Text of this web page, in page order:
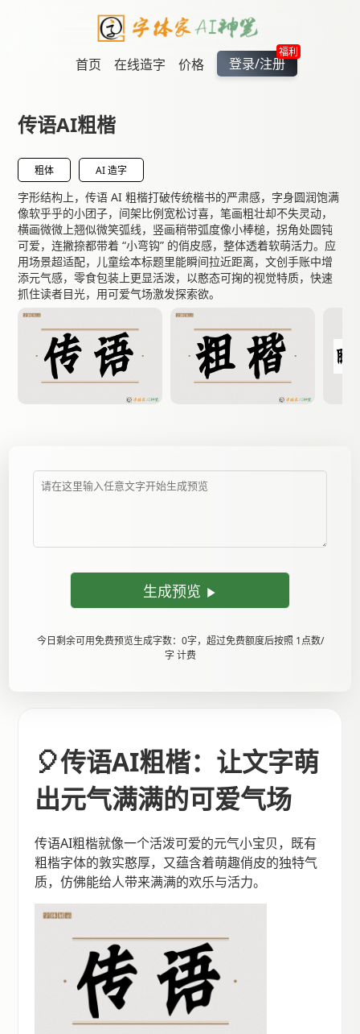
首页 在线造字 价格
福利
登录/注册
传语AI粗楷
粗体 AI 造字
字形结构上，传语 AI 粗楷打破传统楷书的严肃感，字身圆润饱满
像软乎乎的小团子，间架比例宽松讨喜，笔画粗壮却不失灵动，
横画微微上翘似微笑弧线，竖画稍带弧度像小棒槌，拐角处圆钝
可爱，连撇捺都带着 “小弯钩” 的俏皮感，整体透着软萌活力。应
用场景超适配，儿童绘本标题里能瞬间拉近距离，文创手账中增
添元气感，零食包装上更显活泼，以憨态可掬的视觉特质，快速
抓住读者目光，用可爱气场激发探索欲。
生成预览
今日剩余可用免费预览生成字数：0字，超过免费额度后按照 1点数/
字 计费
🎈传语AI粗楷：让文字萌
出元气满满的可爱气场
传语AI粗楷就像一个活泼可爱的元气小宝贝，既有
粗楷字体的敦实憨厚，又蕴含着萌趣俏皮的独特气
质，仿佛能给人带来满满的欢乐与活力。